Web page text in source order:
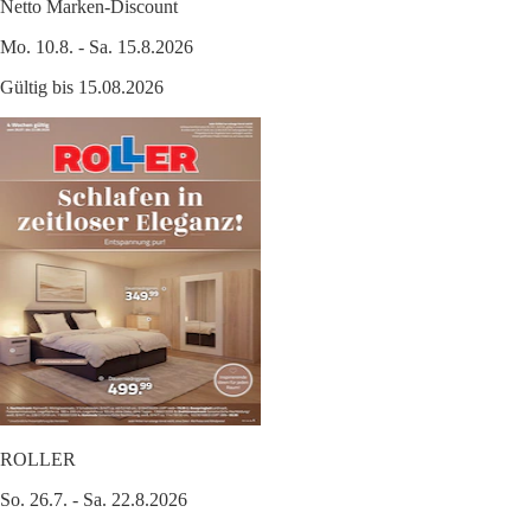
Netto Marken-Discount
Mo. 10.8. - Sa. 15.8.2026
Gültig bis 15.08.2026
ROLLER
So. 26.7. - Sa. 22.8.2026